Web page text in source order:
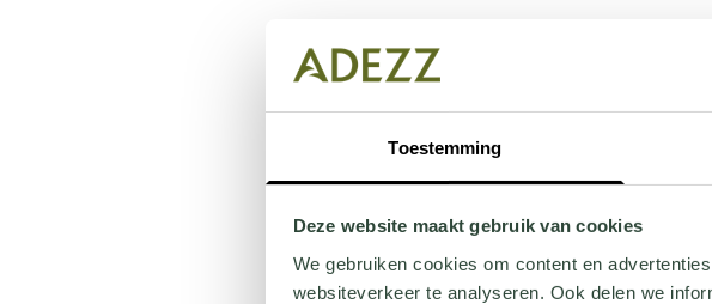
Toestemming
Deze website maakt gebruik van cookies
We gebruiken cookies om content en
websiteverkeer te analyseren. Ook delen we